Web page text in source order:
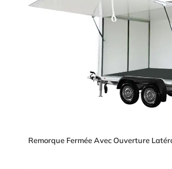
Remorque Fermée Avec Ouverture